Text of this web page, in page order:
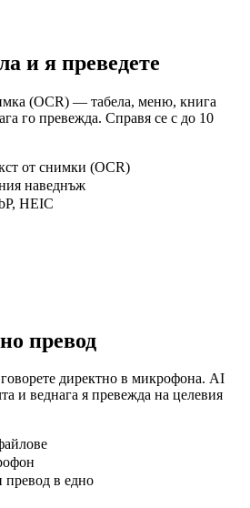
и я преведете
(OCR) — табела, меню, книга
го превежда. Справя се с до 10
от снимки (OCR)
наведнъж
HEIC
превод
директно в микрофона. AI
и веднага я превежда на целевия
превод в едно